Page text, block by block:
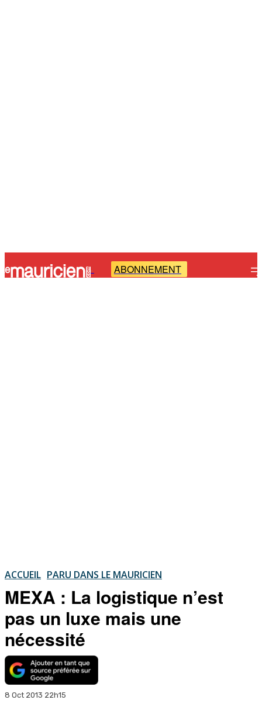
- ABONNEMENT
ACCUEIL PARU DANS LE MAURICIEN
MEXA : La logistique n’est
pas un luxe mais une
nécessité
8 Oct 2013 22h15